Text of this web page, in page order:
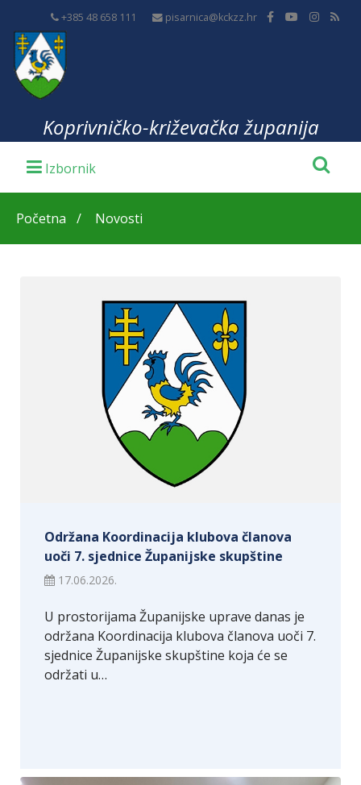
+385 48 658 111 pisarnica@kckzz.hr
Koprivničko-križevačka županija
Početna Novosti
Održana Koordinacija klubova članova
uoči 7. sjednice Županijske skupštine
17.06.2026.
U prostorijama Županijske uprave danas je
održana Koordinacija klubova članova uoči 7.
sjednice Županijske skupštine koja će se
održati u…